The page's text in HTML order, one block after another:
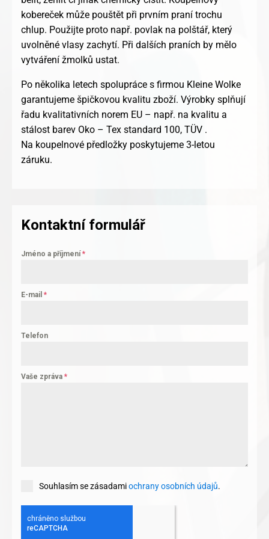
kobereček může pouštět při prvním praní trochu
chlup. Použijte proto např. povlak na polštář, který
uvolněné vlasy zachytí. Při dalších praních by mělo
vytváření žmolků ustat.
Po několika letech spolupráce s firmou Kleine Wolke
garantujeme špičkovou kvalitu zboží. Výrobky splňují
řadu kvalitativních norem EU – např. na kvalitu a
stálost barev Oko – Tex standard 100, TÜV .
Na koupelnové předložky poskytujeme 3-letou
záruku.
Kontaktní formulář
Jméno a příjmení *
E-mail *
Telefon
Vaše zpráva *
Souhlasím se zásadamiochrany osobních údajů.